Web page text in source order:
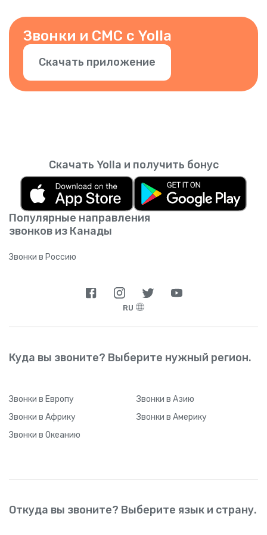
Звонки и СМС с Yolla
Скачать приложение
Популярные направления
звонков из Канады
Звонки в Россию
Скачать Yolla и получить бонус
RU
Куда вы звоните? Выберите нужный регион.
Звонки в Европу Звонки в Азию
Звонки в Африку Звонки в Америку
Звонки в Океанию
Откуда вы звоните? Выберите язык и страну.